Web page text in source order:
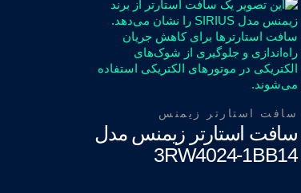
سافت استارتر زیمنس مدل
3RW4024-1BB14
سافت استارتر زیمنس